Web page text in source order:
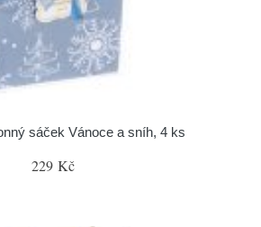
sáček Vánoce a sníh, 4 ks
229 Kč